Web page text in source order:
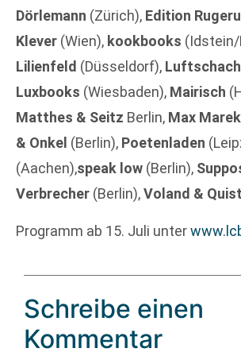
Dörlemann (Zürich), Edition
Klever (Wien), kookbooks (Idstein/
Lilienfeld (Düsseldorf),
Luxbooks (Wiesbaden), Mairisch
Matthes & Seitz Berlin, Max Marek
& Onkel (Berlin), Poetenladen
(Aachen),speak low (Berlin),
Verbrecher (Berlin),Voland & Quist
Programm ab 15. Juli unter
Schreibe einen
Kommentar